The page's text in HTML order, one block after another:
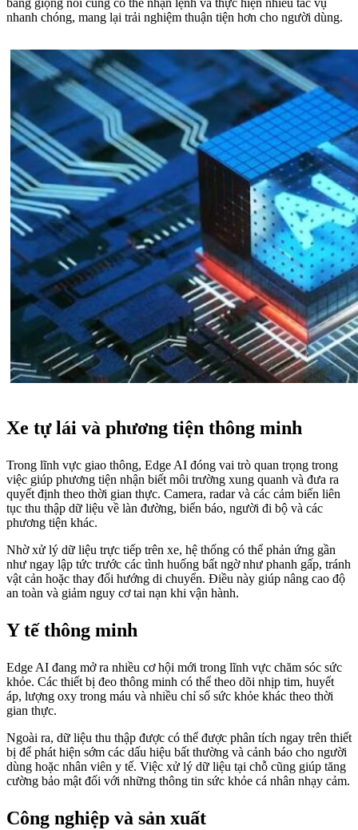
bằng giọng nói cũng có thể nhận lệnh và thực hiện nhiều tác vụ
nhanh chóng, mang lại trải nghiệm thuận tiện hơn cho người dùng.
Xe tự lái và phương tiện thông minh
Trong lĩnh vực giao thông, Edge AI đóng vai trò quan trọng trong
việc giúp phương tiện nhận biết môi trường xung quanh và đưa ra
quyết định theo thời gian thực. Camera, radar và các cảm biến liên
tục thu thập dữ liệu về làn đường, biển báo, người đi bộ và các
phương tiện khác.
Nhờ xử lý dữ liệu trực tiếp trên xe, hệ thống có thể phản ứng gần
như ngay lập tức trước các tình huống bất ngờ như phanh gấp, tránh
vật cản hoặc thay đổi hướng di chuyển. Điều này giúp nâng cao độ
an toàn và giảm nguy cơ tai nạn khi vận hành.
Y tế thông minh
Edge AI đang mở ra nhiều cơ hội mới trong lĩnh vực chăm sóc sức
khỏe. Các thiết bị đeo thông minh có thể theo dõi nhịp tim, huyết
áp, lượng oxy trong máu và nhiều chỉ số sức khỏe khác theo thời
gian thực.
Ngoài ra, dữ liệu thu thập được có thể được phân tích ngay trên thiết
bị để phát hiện sớm các dấu hiệu bất thường và cảnh báo cho người
dùng hoặc nhân viên y tế. Việc xử lý dữ liệu tại chỗ cũng giúp tăng
cường bảo mật đối với những thông tin sức khỏe cá nhân nhạy cảm.
Công nghiệp và sản xuất